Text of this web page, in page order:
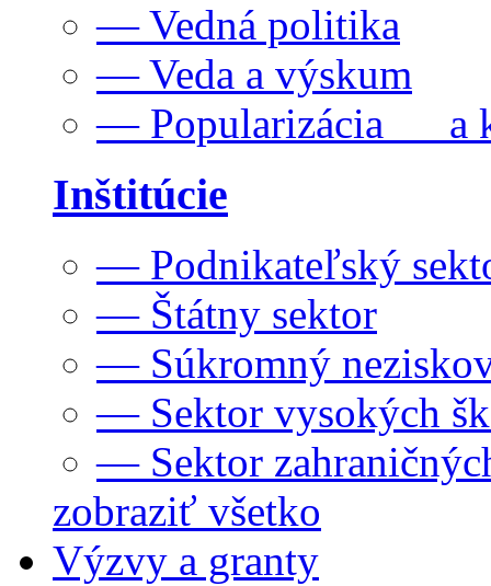
— Vedná politika
— Veda a výskum
— Popularizácia a
Inštitúcie
— Podnikateľský
— Štátny sektor
— Súkromný
— Sektor vysokých
— Sektor
zobraziť všetko
Výzvy a granty